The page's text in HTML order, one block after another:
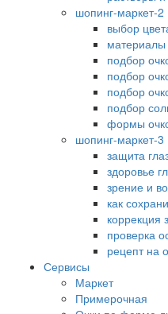
шопинг-маркет-2
выбор
материалы
подбор
подбор
подбор
подбор
формы
шопинг-маркет-3
защита
здоровье
зрение и
как
коррекция
проверка
рецепт на
Сервисы
Маркет
Примерочная